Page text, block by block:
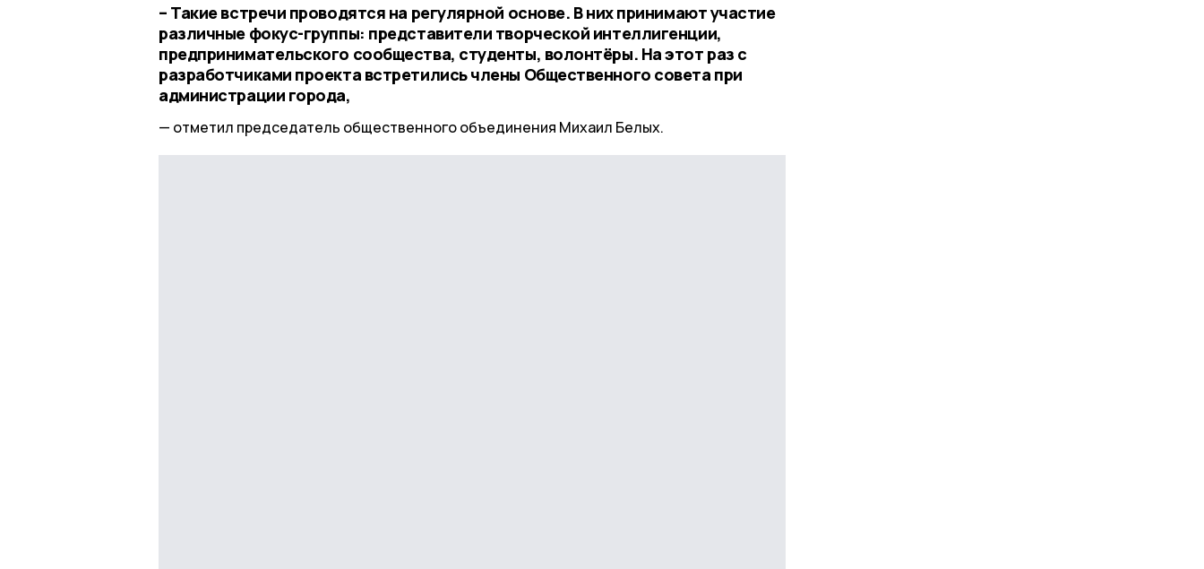
– Такие встречи проводятся на регулярной основе. В них принимают участие
различные фокус-группы: представители творческой интеллигенции,
предпринимательского сообщества, студенты, волонтёры. На этот раз с
разработчиками проекта встретились члены Общественного совета при
администрации города,
отметил председатель общественного объединения Михаил Белых.